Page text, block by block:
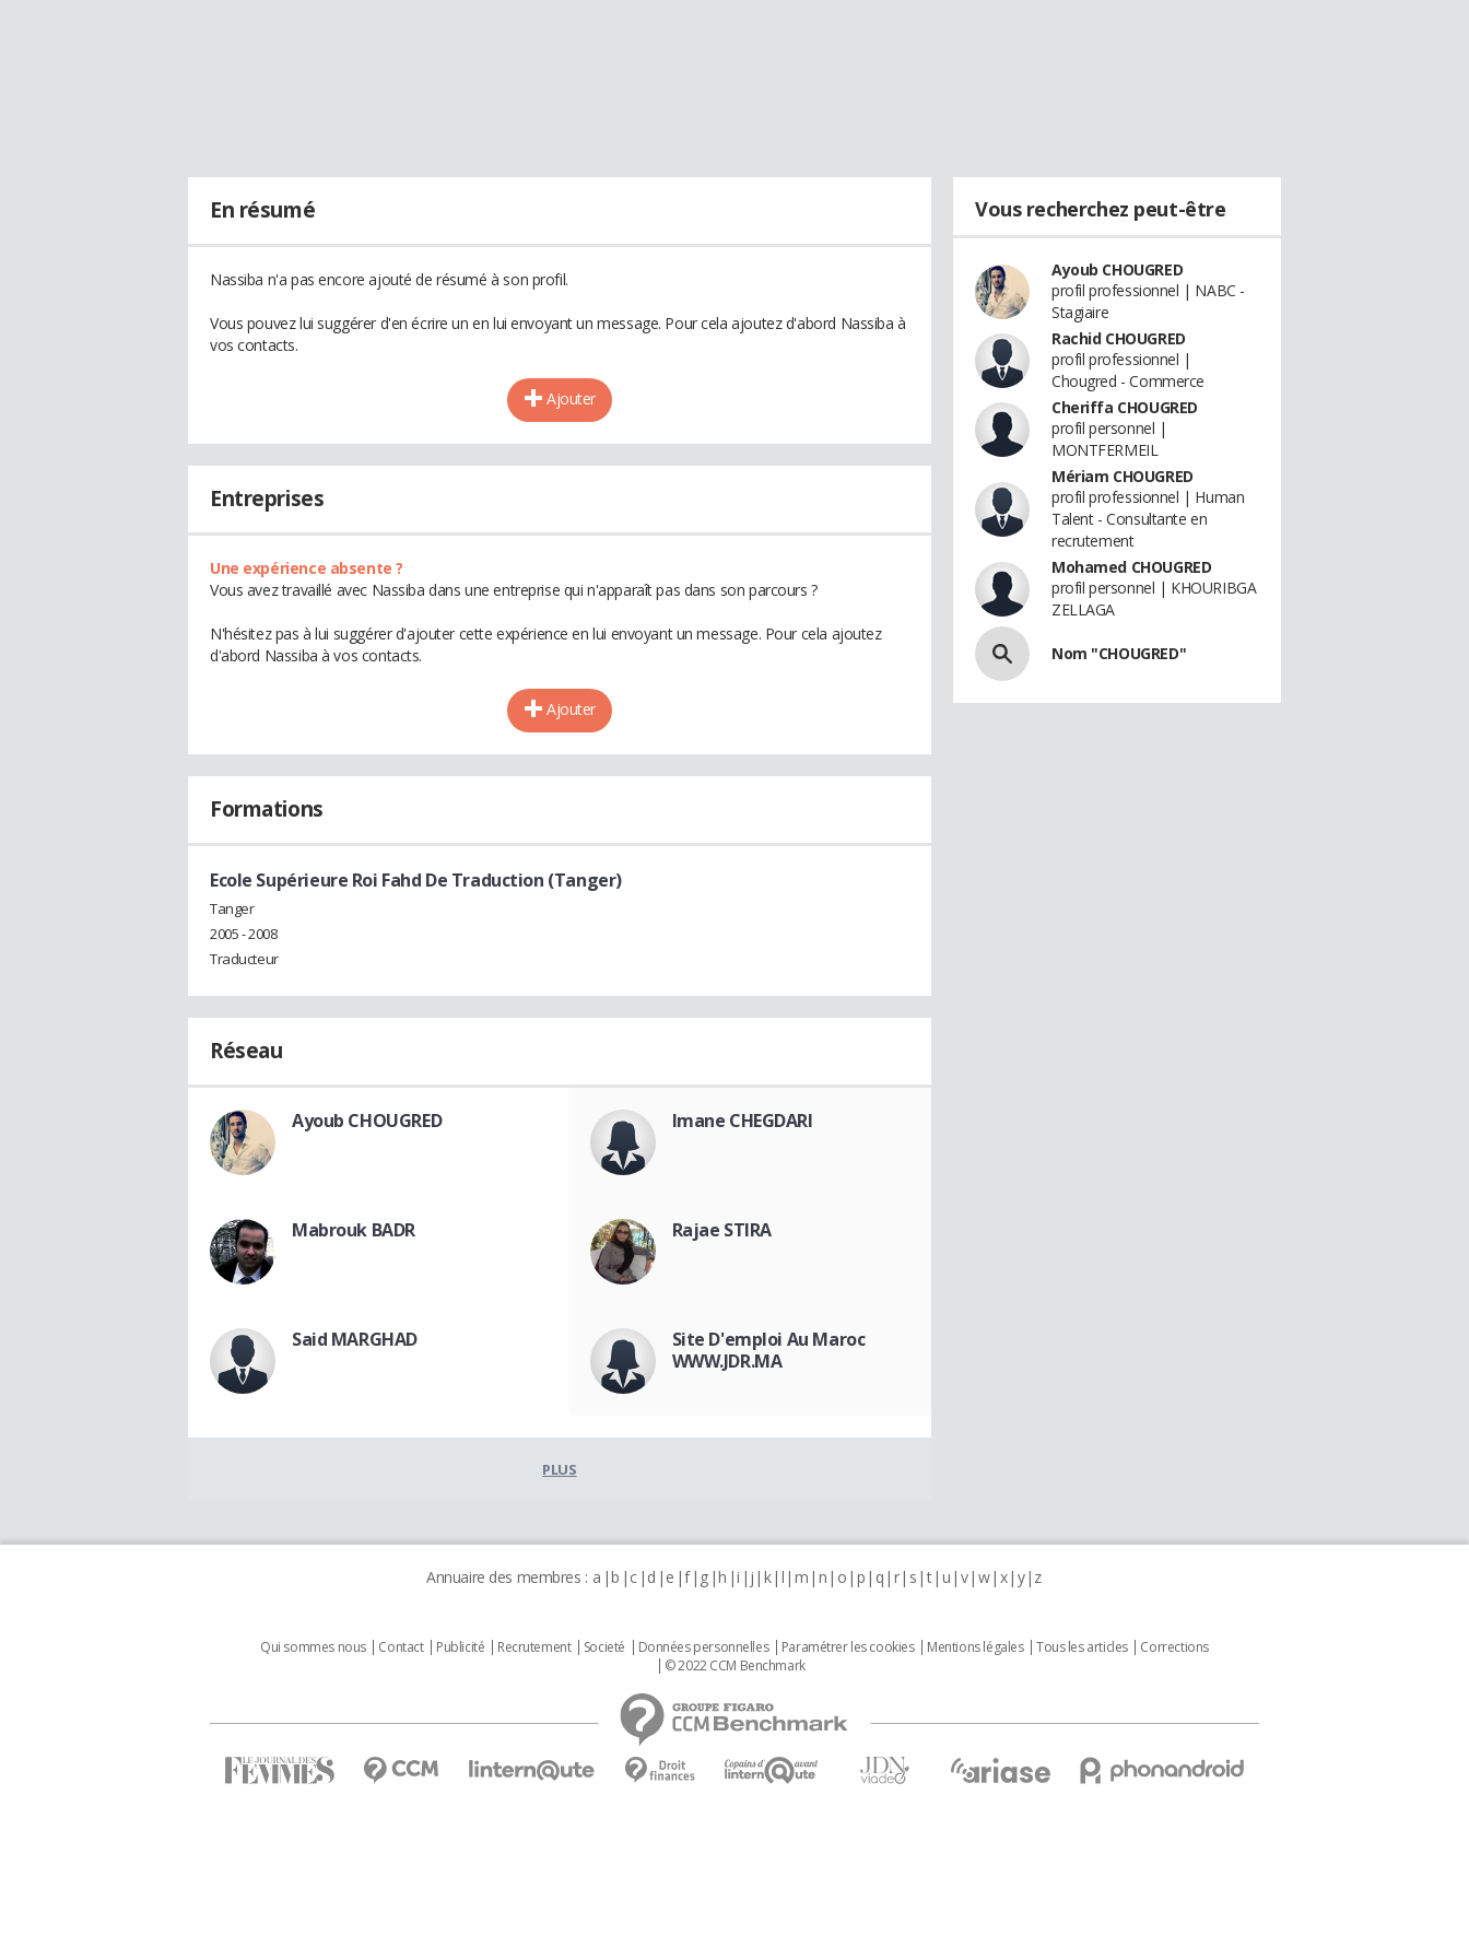
En résumé
Nassiba n'a pas encore ajouté de résumé à son profil.
Vous pouvez lui suggérer d'en écrire un en lui envoyant un message. Pour cela ajoutez d'abord Nassiba à
vos contacts.
Ajouter
Entreprises
Une expérience absente ?
Vous avez travaillé avec Nassiba dans une entreprise qui n'apparaît pas dans son parcours ?
N'hésitez pas à lui suggérer d'ajouter cette expérience en lui envoyant un message. Pour cela ajoutez
d'abord Nassiba à vos contacts.
Ajouter
Formations
Ecole Supérieure Roi Fahd De Traduction (Tanger)
Tanger
2005 - 2008
Traducteur
Réseau
Ayoub CHOUGRED Imane CHEGDARI
Mabrouk BADR Rajae STIRA
Said MARGHAD
Site D'emploi Au Maroc
WWW.JDR.MA
PLUS
Vous recherchez peut-être
Ayoub CHOUGRED
profil professionnel | NABC -
Stagiaire
Rachid CHOUGRED
profil professionnel |
Chougred - Commerce
Cheriffa CHOUGRED
profil personnel |
MONTFERMEIL
Mériam CHOUGRED
profil professionnel | Human
Talent - Consultante en
recrutement
Mohamed CHOUGRED
profil personnel | KHOURIBGA
ZELLAGA
Nom "CHOUGRED"
Annuaire des membres : a b c d e f g h i j k l m n o p q r s t u v w x y z
Qui sommes nous Contact Publicité Recrutement Societé Données personnelles Paramétrer les cookies Mentions légales Tous les articles
Corrections
© 2022 CCM Benchmark